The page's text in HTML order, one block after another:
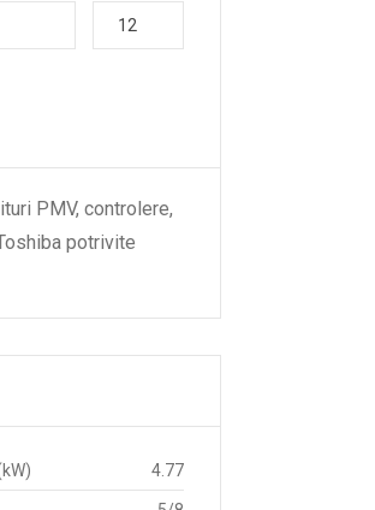
12
PMV, controlere,
potrivite
4.77